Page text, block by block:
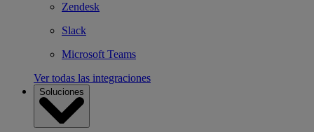
Zendesk
Slack
Microsoft Teams
Ver todas las integraciones
Soluciones